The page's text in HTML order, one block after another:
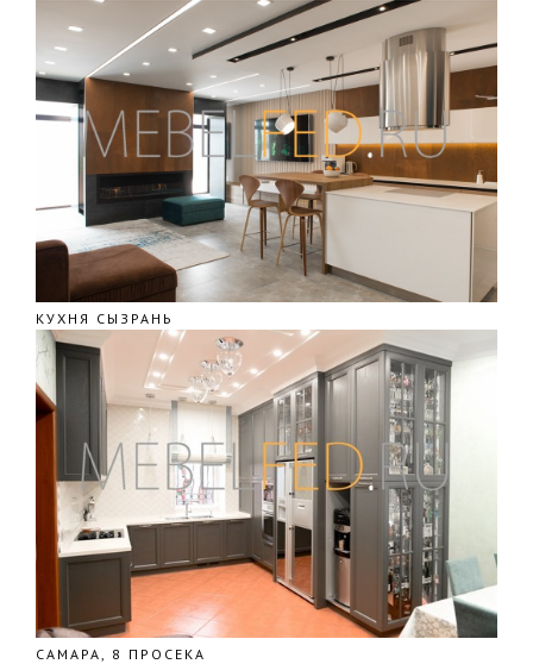
КУХНЯ СЫЗРАНЬ
САМАРА, 8 ПРОСЕКА